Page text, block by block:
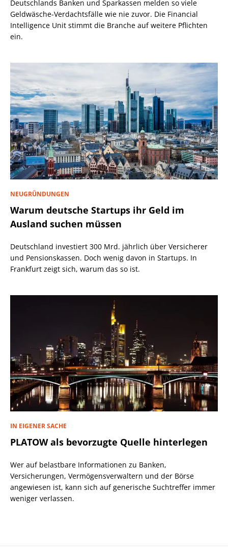
Deutschlands Banken und Sparkassen melden so viele
Geldwäsche-Verdachtsfälle wie nie zuvor. Die Financial
Intelligence Unit stimmt die Branche auf weitere Pflichten
ein.
NEUGRÜNDUNGEN
Warum deutsche Startups ihr Geld im
Ausland suchen müssen
Deutschland investiert 300 Mrd. jährlich über Versicherer
und Pensionskassen. Doch wenig davon in Startups. In
Frankfurt zeigt sich, warum das so ist.
IN EIGENER SACHE
PLATOW als bevorzugte Quelle hinterlegen
Wer auf belastbare Informationen zu Banken,
Versicherungen, Vermögensverwaltern und der Börse
angewiesen ist, kann sich auf generische Suchtreffer immer
weniger verlassen.